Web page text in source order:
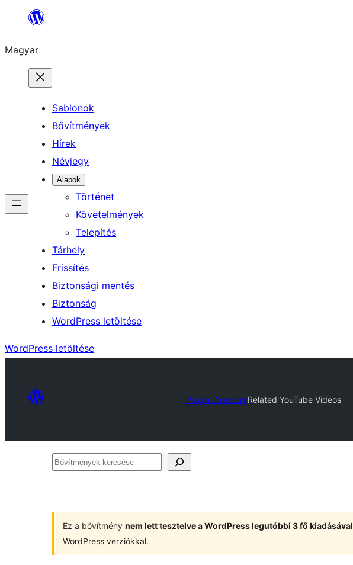
Ugrás
tartalomhoz
Magyar
Sablonok
Bővítmények
Hírek
Névjegy
Alapok
Történet
Követelmények
Telepítés
Tárhely
Frissítés
Biztonsági mentés
Biztonság
WordPress letöltése
WordPress letöltése
Plugin DirectoryRelated YouTube Videos
Bővítmények
Ez a bővítmény nem lett tesztelve a WordPress legutóbbi 3 fő kiadásával
WordPress verziókkal.